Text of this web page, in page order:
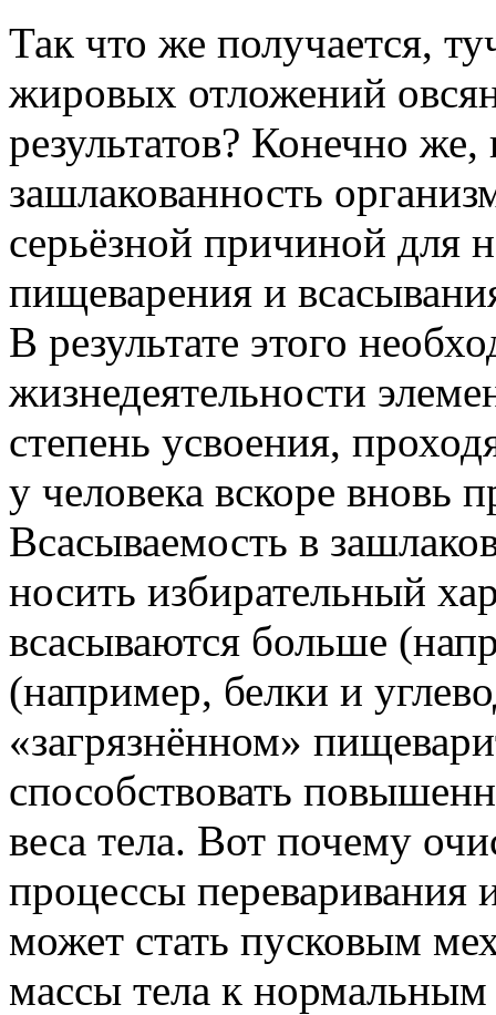
Так что же получается,
жировых отложений
результатов? Конечно
зашлакованность
серьёзной причиной для
пищеварения и
В результате этого
жизнедеятельности
степень усвоения,
у человека вскоре вновь
Всасываемость в
носить избирательный
всасываются больше
(например, белки и
«загрязнённом»
способствовать
веса тела. Вот почему
процессы переваривания
может стать пусковым
массы тела к нормальным